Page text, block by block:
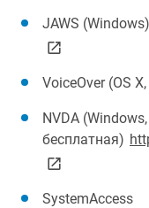
JAWS (Windows)
VoiceOver (OS
NVDA (Windows,
бесплатная)
SystemAccess